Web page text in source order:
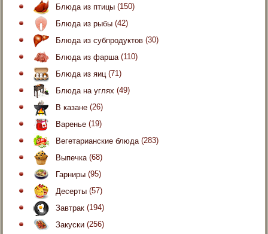
Блюда из птицы (150)
Блюда из рыбы (42)
Блюда из субпродуктов (30)
Блюда из фарша (110)
Блюда из яиц (71)
Блюда на углях (49)
В казане (26)
Варенье (19)
Вегетарианские блюда (283)
Выпечка (68)
Гарниры (95)
Десерты (57)
Завтрак (194)
Закуски (256)